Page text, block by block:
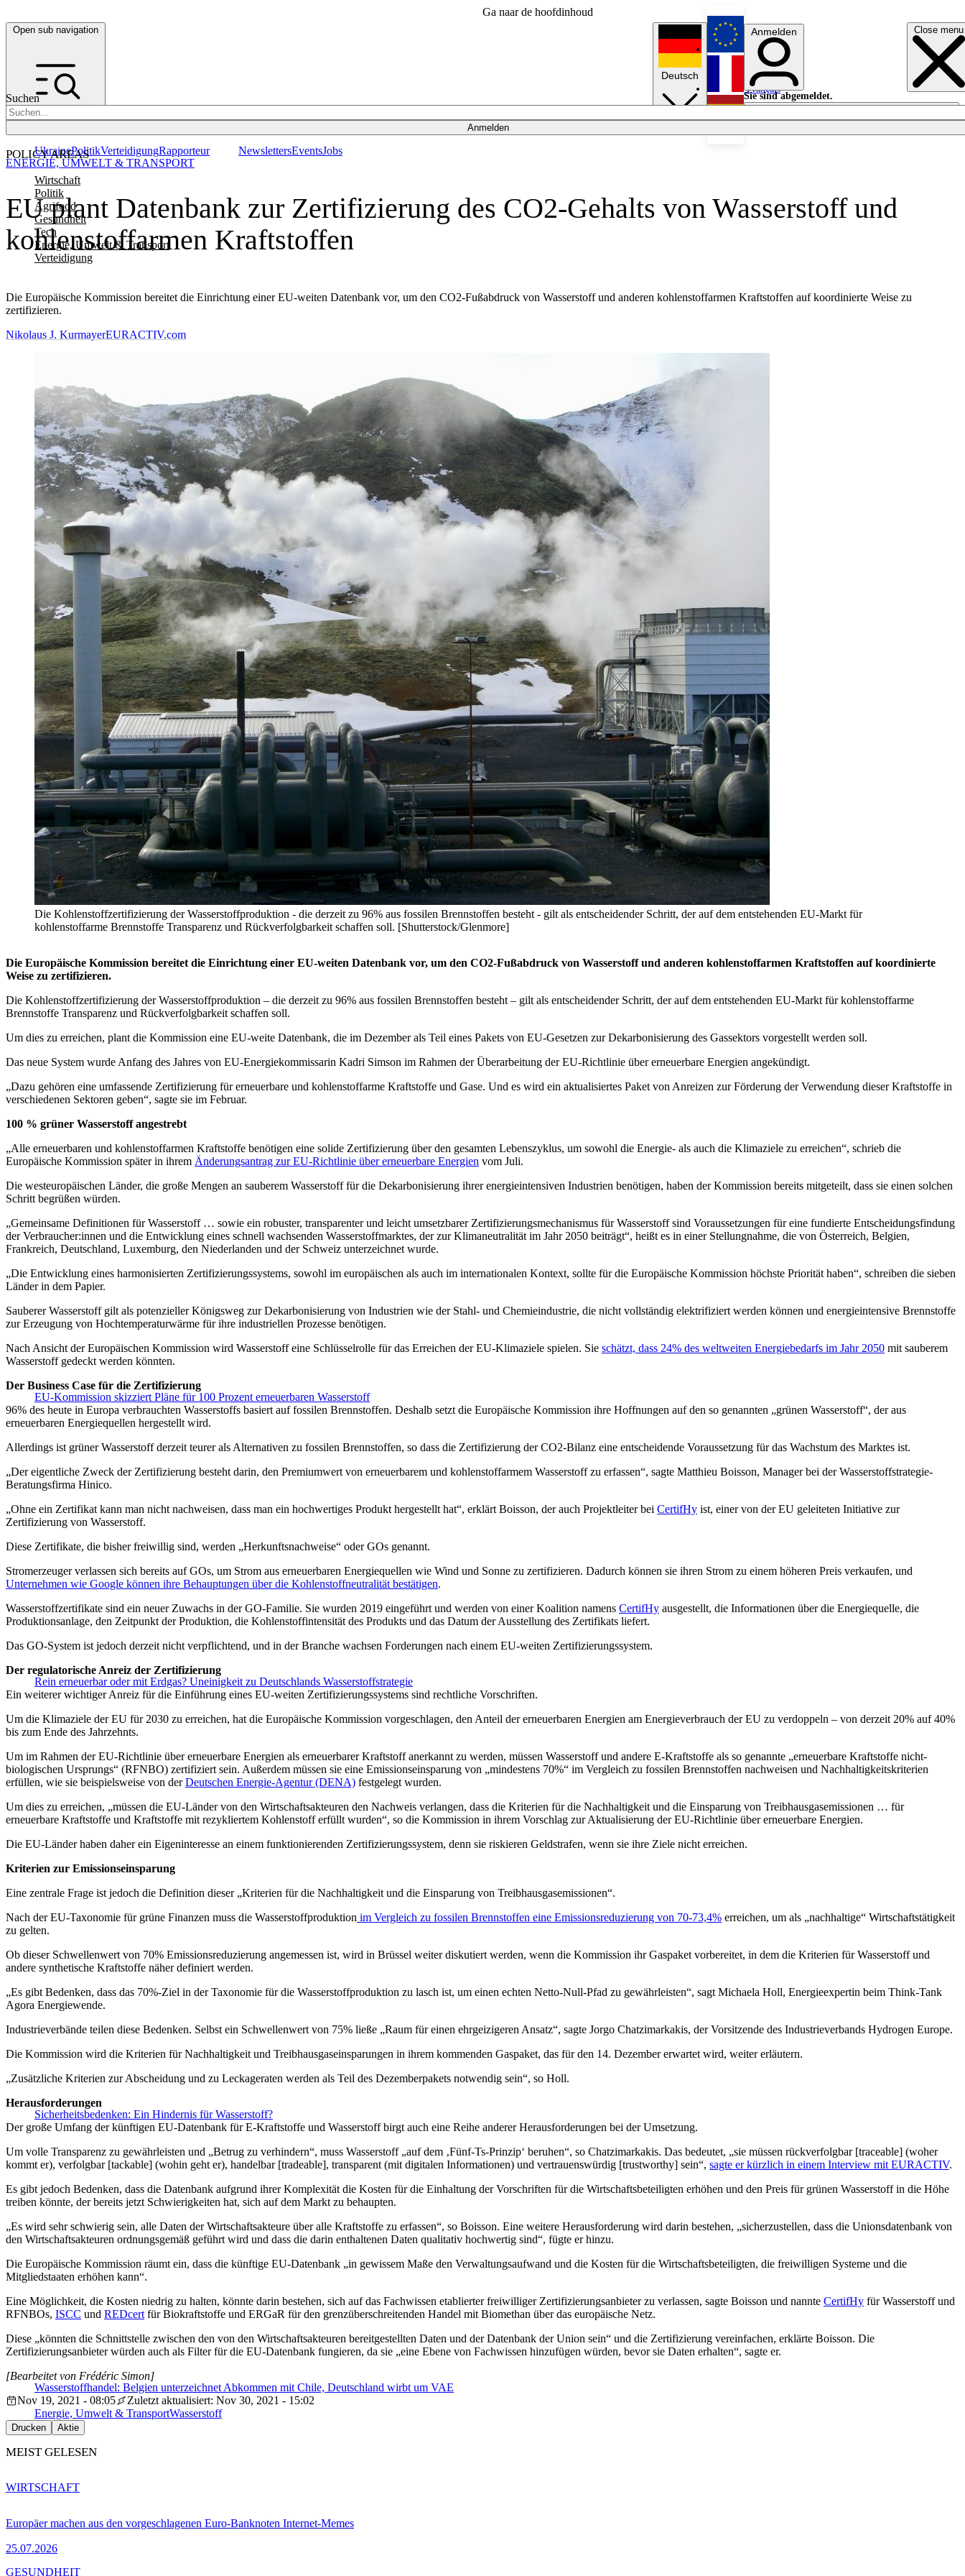
Ga naar de hoofdinhoud
Open sub navigation Close menu
Suchen
Anmelden
POLICY AREAS
Wirtschaft
Politik
Agrifood
Gesundheit
Tech
Energie, Umwelt & Transport
Verteidigung
UkrainePolitikVerteidigungRapporteur NewslettersEventsJobs
Deutsch
English
Français
Anmelden
Sie sind abgemeldet.
Anmelden
Licht aus
EU plant Datenbank zur Zertifizierung des CO2-Gehalts von Wasserstoff und
kohlenstoffarmen Kraftstoffen
Die Europäische Kommission bereitet die Einrichtung einer EU-weiten Datenbank vor, um den CO2-Fußabdruck von Wasserstoff und anderen kohlenstoffarmen Kraftstoffen auf koordinierte Weise zu
zertifizieren.
ENERGIE, UMWELT & TRANSPORT
Nikolaus J. KurmayerEURACTIV.com
Die Kohlenstoffzertifizierung der Wasserstoffproduktion - die derzeit zu 96% aus fossilen Brennstoffen besteht - gilt als entscheidender Schritt, der auf dem entstehenden EU-Markt für
kohlenstoffarme Brennstoffe Transparenz und Rückverfolgbarkeit schaffen soll. [Shutterstock/Glenmore]
Die Europäische Kommission bereitet die Einrichtung einer EU-weiten Datenbank vor, um den CO2-Fußabdruck von Wasserstoff und anderen kohlenstoffarmen Kraftstoffen auf koordinierte
Weise zu zertifizieren.
Die Kohlenstoffzertifizierung der Wasserstoffproduktion – die derzeit zu 96% aus fossilen Brennstoffen besteht – gilt als entscheidender Schritt, der auf dem entstehenden EU-Markt für kohlenstoffarme
Brennstoffe Transparenz und Rückverfolgbarkeit schaffen soll.
Um dies zu erreichen, plant die Kommission eine EU-weite Datenbank, die im Dezember als Teil eines Pakets von EU-Gesetzen zur Dekarbonisierung des Gassektors vorgestellt werden soll.
Das neue System wurde Anfang des Jahres von EU-Energiekommissarin Kadri Simson im Rahmen der Überarbeitung der EU-Richtlinie über erneuerbare Energien angekündigt.
„Dazu gehören eine umfassende Zertifizierung für erneuerbare und kohlenstoffarme Kraftstoffe und Gase. Und es wird ein aktualisiertes Paket von Anreizen zur Förderung der Verwendung dieser Kraftstoffe in
verschiedenen Sektoren geben“, sagte sie im Februar.
100 % grüner Wasserstoff angestrebt
„Alle erneuerbaren und kohlenstoffarmen Kraftstoffe benötigen eine solide Zertifizierung über den gesamten Lebenszyklus, um sowohl die Energie- als auch die Klimaziele zu erreichen“, schrieb die
Europäische Kommission später in ihrem Änderungsantrag zur EU-Richtlinie über erneuerbare Energien vom Juli.
Die westeuropäischen Länder, die große Mengen an sauberem Wasserstoff für die Dekarbonisierung ihrer energieintensiven Industrien benötigen, haben der Kommission bereits mitgeteilt, dass sie einen solchen
Schritt begrüßen würden.
„Gemeinsame Definitionen für Wasserstoff … sowie ein robuster, transparenter und leicht umsetzbarer Zertifizierungsmechanismus für Wasserstoff sind Voraussetzungen für eine fundierte Entscheidungsfindung
der Verbraucher:innen und die Entwicklung eines schnell wachsenden Wasserstoffmarktes, der zur Klimaneutralität im Jahr 2050 beiträgt“, heißt es in einer Stellungnahme, die von Österreich, Belgien,
Frankreich, Deutschland, Luxemburg, den Niederlanden und der Schweiz unterzeichnet wurde.
„Die Entwicklung eines harmonisierten Zertifizierungssystems, sowohl im europäischen als auch im internationalen Kontext, sollte für die Europäische Kommission höchste Priorität haben“, schreiben die sieben
Länder in dem Papier.
Sauberer Wasserstoff gilt als potenzieller Königsweg zur Dekarbonisierung von Industrien wie der Stahl- und Chemieindustrie, die nicht vollständig elektrifiziert werden können und energieintensive Brennstoffe
zur Erzeugung von Hochtemperaturwärme für ihre industriellen Prozesse benötigen.
Nach Ansicht der Europäischen Kommission wird Wasserstoff eine Schlüsselrolle für das Erreichen der EU-Klimaziele spielen. Sie schätzt, dass 24% des weltweiten Energiebedarfs im Jahr 2050 mit sauberem
Wasserstoff gedeckt werden könnten.
EU-Kommission skizziert Pläne für 100 Prozent erneuerbaren Wasserstoff
Der Business Case für die Zertifizierung
96% des heute in Europa verbrauchten Wasserstoffs basiert auf fossilen Brennstoffen. Deshalb setzt die Europäische Kommission ihre Hoffnungen auf den so genannten „grünen Wasserstoff“, der aus
erneuerbaren Energiequellen hergestellt wird.
Allerdings ist grüner Wasserstoff derzeit teurer als Alternativen zu fossilen Brennstoffen, so dass die Zertifizierung der CO2-Bilanz eine entscheidende Voraussetzung für das Wachstum des Marktes ist.
„Der eigentliche Zweck der Zertifizierung besteht darin, den Premiumwert von erneuerbarem und kohlenstoffarmem Wasserstoff zu erfassen“, sagte Matthieu Boisson, Manager bei der Wasserstoffstrategie-
Beratungsfirma Hinico.
„Ohne ein Zertifikat kann man nicht nachweisen, dass man ein hochwertiges Produkt hergestellt hat“, erklärt Boisson, der auch Projektleiter bei CertifHy ist, einer von der EU geleiteten Initiative zur
Zertifizierung von Wasserstoff.
Diese Zertifikate, die bisher freiwillig sind, werden „Herkunftsnachweise“ oder GOs genannt.
Stromerzeuger verlassen sich bereits auf GOs, um Strom aus erneuerbaren Energiequellen wie Wind und Sonne zu zertifizieren. Dadurch können sie ihren Strom zu einem höheren Preis verkaufen, und
Unternehmen wie Google können ihre Behauptungen über die Kohlenstoffneutralität bestätigen.
Wasserstoffzertifikate sind ein neuer Zuwachs in der GO-Familie. Sie wurden 2019 eingeführt und werden von einer Koalition namens CertifHy ausgestellt, die Informationen über die Energiequelle, die
Produktionsanlage, den Zeitpunkt der Produktion, die Kohlenstoffintensität des Produkts und das Datum der Ausstellung des Zertifikats liefert.
Das GO-System ist jedoch derzeit nicht verpflichtend, und in der Branche wachsen Forderungen nach einem EU-weiten Zertifizierungssystem.
Rein erneuerbar oder mit Erdgas? Uneinigkeit zu Deutschlands Wasserstoffstrategie
Der regulatorische Anreiz der Zertifizierung
Ein weiterer wichtiger Anreiz für die Einführung eines EU-weiten Zertifizierungssystems sind rechtliche Vorschriften.
Um die Klimaziele der EU für 2030 zu erreichen, hat die Europäische Kommission vorgeschlagen, den Anteil der erneuerbaren Energien am Energieverbrauch der EU zu verdoppeln – von derzeit 20% auf 40%
bis zum Ende des Jahrzehnts.
Um im Rahmen der EU-Richtlinie über erneuerbare Energien als erneuerbarer Kraftstoff anerkannt zu werden, müssen Wasserstoff und andere E-Kraftstoffe als so genannte „erneuerbare Kraftstoffe nicht-
biologischen Ursprungs“ (RFNBO) zertifiziert sein. Außerdem müssen sie eine Emissionseinsparung von „mindestens 70%“ im Vergleich zu fossilen Brennstoffen nachweisen und Nachhaltigkeitskriterien
erfüllen, wie sie beispielsweise von derDeutschen Energie-Agentur (DENA) festgelegt wurden.
Um dies zu erreichen, „müssen die EU-Länder von den Wirtschaftsakteuren den Nachweis verlangen, dass die Kriterien für die Nachhaltigkeit und die Einsparung von Treibhausgasemissionen … für
erneuerbare Kraftstoffe und Kraftstoffe mit rezykliertem Kohlenstoff erfüllt wurden“, so die Kommission in ihrem Vorschlag zur Aktualisierung der EU-Richtlinie über erneuerbare Energien.
Die EU-Länder haben daher ein Eigeninteresse an einem funktionierenden Zertifizierungssystem, denn sie riskieren Geldstrafen, wenn sie ihre Ziele nicht erreichen.
Kriterien zur Emissionseinsparung
Eine zentrale Frage ist jedoch die Definition dieser „Kriterien für die Nachhaltigkeit und die Einsparung von Treibhausgasemissionen“.
Nach der EU-Taxonomie für grüne Finanzen muss die Wasserstoffproduktion im Vergleich zu fossilen Brennstoffen eine Emissionsreduzierung von 70-73,4% erreichen, um als „nachhaltige“ Wirtschaftstätigkeit
zu gelten.
Ob dieser Schwellenwert von 70% Emissionsreduzierung angemessen ist, wird in Brüssel weiter diskutiert werden, wenn die Kommission ihr Gaspaket vorbereitet, in dem die Kriterien für Wasserstoff und
andere synthetische Kraftstoffe näher definiert werden.
„Es gibt Bedenken, dass das 70%-Ziel in der Taxonomie für die Wasserstoffproduktion zu lasch ist, um einen echten Netto-Null-Pfad zu gewährleisten“, sagt Michaela Holl, Energieexpertin beim Think-Tank
Agora Energiewende.
Industrieverbände teilen diese Bedenken. Selbst ein Schwellenwert von 75% ließe „Raum für einen ehrgeizigeren Ansatz“, sagte Jorgo Chatzimarkakis, der Vorsitzende des Industrieverbands Hydrogen Europe.
Die Kommission wird die Kriterien für Nachhaltigkeit und Treibhausgaseinsparungen in ihrem kommenden Gaspaket, das für den 14. Dezember erwartet wird, weiter erläutern.
„Zusätzliche Kriterien zur Abscheidung und zu Leckageraten werden als Teil des Dezemberpakets notwendig sein“, so Holl.
Sicherheitsbedenken: Ein Hindernis für Wasserstoff?
Herausforderungen
Der große Umfang der künftigen EU-Datenbank für E-Kraftstoffe und Wasserstoff birgt auch eine Reihe anderer Herausforderungen bei der Umsetzung.
Um volle Transparenz zu gewährleisten und „Betrug zu verhindern“, muss Wasserstoff „auf dem ‚Fünf-Ts-Prinzip‘ beruhen“, so Chatzimarkakis. Das bedeutet, „sie müssen rückverfolgbar [traceable] (woher
kommt er), verfolgbar [tackable] (wohin geht er), handelbar [tradeable], transparent (mit digitalen Informationen) und vertrauenswürdig [trustworthy] sein“, sagte er kürzlich in einem Interview mit EURACTIV.
Es gibt jedoch Bedenken, dass die Datenbank aufgrund ihrer Komplexität die Kosten für die Einhaltung der Vorschriften für die Wirtschaftsbeteiligten erhöhen und den Preis für grünen Wasserstoff in die Höhe
treiben könnte, der bereits jetzt Schwierigkeiten hat, sich auf dem Markt zu behaupten.
„Es wird sehr schwierig sein, alle Daten der Wirtschaftsakteure über alle Kraftstoffe zu erfassen“, so Boisson. Eine weitere Herausforderung wird darin bestehen, „sicherzustellen, dass die Unionsdatenbank von
den Wirtschaftsakteuren ordnungsgemäß geführt wird und dass die darin enthaltenen Daten qualitativ hochwertig sind“, fügte er hinzu.
Die Europäische Kommission räumt ein, dass die künftige EU-Datenbank „in gewissem Maße den Verwaltungsaufwand und die Kosten für die Wirtschaftsbeteiligten, die freiwilligen Systeme und die
Mitgliedstaaten erhöhen kann“.
Eine Möglichkeit, die Kosten niedrig zu halten, könnte darin bestehen, sich auf das Fachwissen etablierter freiwilliger Zertifizierungsanbieter zu verlassen, sagte Boisson und nannte CertifHy für Wasserstoff und
RFNBOs, ISCC und REDcert für Biokraftstoffe und ERGaR für den grenzüberschreitenden Handel mit Biomethan über das europäische Netz.
Diese „könnten die Schnittstelle zwischen den von den Wirtschaftsakteuren bereitgestellten Daten und der Datenbank der Union sein“ und die Zertifizierung vereinfachen, erklärte Boisson. Die
Zertifizierungsanbieter würden auch als Filter für die EU-Datenbank fungieren, da sie „eine Ebene von Fachwissen hinzufügen würden, bevor sie Daten erhalten“, sagte er.
Wasserstoffhandel: Belgien unterzeichnet Abkommen mit Chile, Deutschland wirbt um VAE
[Bearbeitet von Frédéric Simon]
Nov 19, 2021 - 08:05
Zuletzt aktualisiert: Nov 30, 2021 - 15:02
Energie, Umwelt & TransportWasserstoff
Drucken Aktie
MEIST GELESEN
Europäer machen aus den vorgeschlagenen Euro-Banknoten Internet-Memes
25.07.2026
WIRTSCHAFT
GESUNDHEIT